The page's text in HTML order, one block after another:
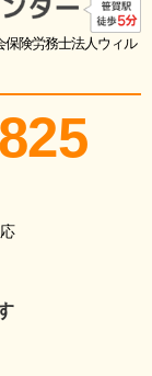
保険労務士法人ウィル